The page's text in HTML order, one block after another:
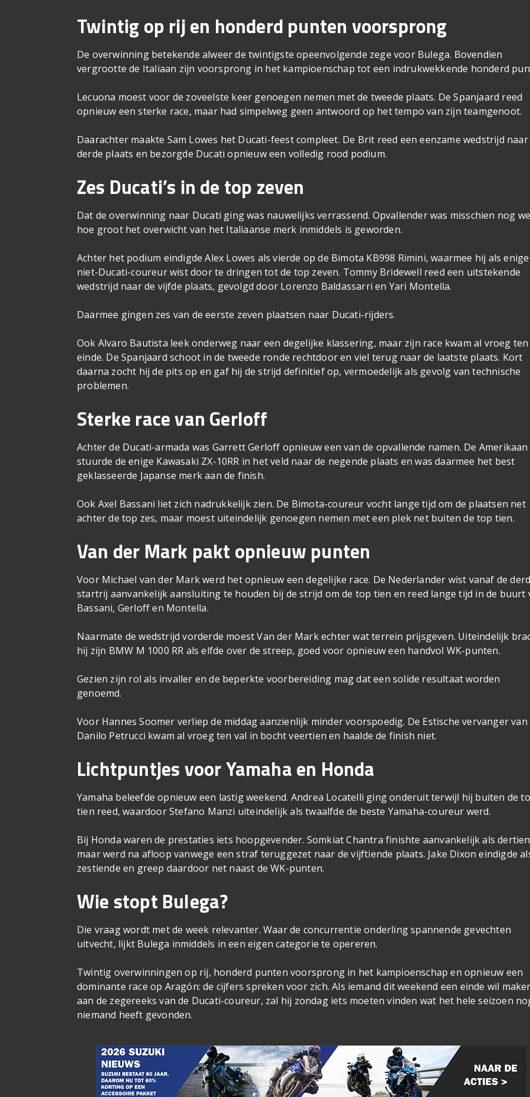
Twintig op rij en honderd punten voorsprong
De overwinning betekende alweer de twintigste opeenvolgende zege voor Bulega. Bovendien
vergrootte de Italiaan zijn voorsprong in het kampioenschap tot een indrukwekkende honderd
Lecuona moest voor de zoveelste keer genoegen nemen met de tweede plaats. De Spanjaard reed
opnieuw een sterke race, maar had simpelweg geen antwoord op het tempo van zijn teamgenoot.
Daarachter maakte Sam Lowes het Ducati-feest compleet. De Brit reed een eenzame wedstrijd naar
derde plaats en bezorgde Ducati opnieuw een volledig rood podium.
Zes Ducati’s in de top zeven
Dat de overwinning naar Ducati ging was nauwelijks verrassend. Opvallender was misschien nog
hoe groot het overwicht van het Italiaanse merk inmiddels is geworden.
Achter het podium eindigde Alex Lowes als vierde op de Bimota KB998 Rimini, waarmee hij als enige
niet-Ducati-coureur wist door te dringen tot de top zeven. Tommy Bridewell reed een uitstekende
wedstrijd naar de vijfde plaats, gevolgd door Lorenzo Baldassarri en Yari Montella.
Daarmee gingen zes van de eerste zeven plaatsen naar Ducati-rijders.
Ook Alvaro Bautista leek onderweg naar een degelijke klassering, maar zijn race kwam al vroeg ten
einde. De Spanjaard schoot in de tweede ronde rechtdoor en viel terug naar de laatste plaats. Kort
daarna zocht hij de pits op en gaf hij de strijd definitief op, vermoedelijk als gevolg van technische
problemen.
Sterke race van Gerloff
Achter de Ducati-armada was Garrett Gerloff opnieuw een van de opvallende namen. De Amerikaan
stuurde de enige Kawasaki ZX-10RR in het veld naar de negende plaats en was daarmee het best
geklasseerde Japanse merk aan de finish.
Ook Axel Bassani liet zich nadrukkelijk zien. De Bimota-coureur vocht lange tijd om de plaatsen net
achter de top zes, maar moest uiteindelijk genoegen nemen met een plek net buiten de top tien.
Van der Mark pakt opnieuw punten
Voor Michael van der Mark werd het opnieuw een degelijke race. De Nederlander wist vanaf de
startrij aanvankelijk aansluiting te houden bij de strijd om de top tien en reed lange tijd in de buurt
Bassani, Gerloff en Montella.
Naarmate de wedstrijd vorderde moest Van der Mark echter wat terrein prijsgeven. Uiteindelijk
hij zijn BMW M 1000 RR als elfde over de streep, goed voor opnieuw een handvol WK-punten.
Gezien zijn rol als invaller en de beperkte voorbereiding mag dat een solide resultaat worden
genoemd.
Voor Hannes Soomer verliep de middag aanzienlijk minder voorspoedig. De Estische vervanger van
Danilo Petrucci kwam al vroeg ten val in bocht veertien en haalde de finish niet.
Lichtpuntjes voor Yamaha en Honda
Yamaha beleefde opnieuw een lastig weekend. Andrea Locatelli ging onderuit terwijl hij buiten de
tien reed, waardoor Stefano Manzi uiteindelijk als twaalfde de beste Yamaha-coureur werd.
Bij Honda waren de prestaties iets hoopgevender. Somkiat Chantra finishte aanvankelijk als
maar werd na afloop vanwege een straf teruggezet naar de vijftiende plaats. Jake Dixon eindigde
zestiende en greep daardoor net naast de WK-punten.
Wie stopt Bulega?
Die vraag wordt met de week relevanter. Waar de concurrentie onderling spannende gevechten
uitvecht, lijkt Bulega inmiddels in een eigen categorie te opereren.
Twintig overwinningen op rij, honderd punten voorsprong in het kampioenschap en opnieuw een
dominante race op Aragón: de cijfers spreken voor zich. Als iemand dit weekend een einde wil
aan de zegereeks van de Ducati-coureur, zal hij zondag iets moeten vinden wat het hele seizoen
niemand heeft gevonden.